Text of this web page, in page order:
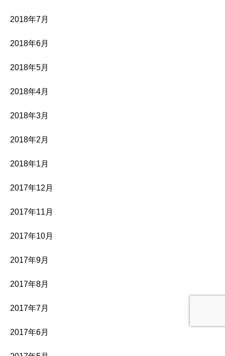
2018年7月
2018年6月
2018年5月
2018年4月
2018年3月
2018年2月
2018年1月
2017年12月
2017年11月
2017年10月
2017年9月
2017年8月
2017年7月
2017年6月